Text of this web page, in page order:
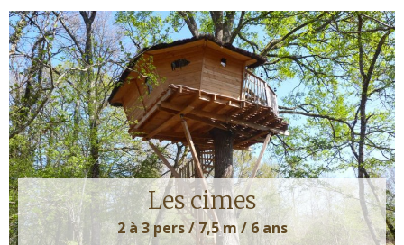
Les cimes
2 à 3 pers / 7,5 m / 6 ans